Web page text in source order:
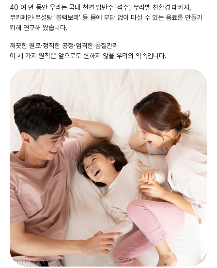
40 여 년 동안 우리는 국내 천연 암반수 '석수', 무라벨 친환경 패키지,
무카페인·무설탕 '블랙보리' 등 몸에 부담 없이 마실 수 있는 음료를 만들기
위해 연구해 왔습니다.
깨끗한 원료·정직한 공정·엄격한 품질관리
이 세 가지 원칙은 앞으로도 변하지 않을 우리의 약속입니다.